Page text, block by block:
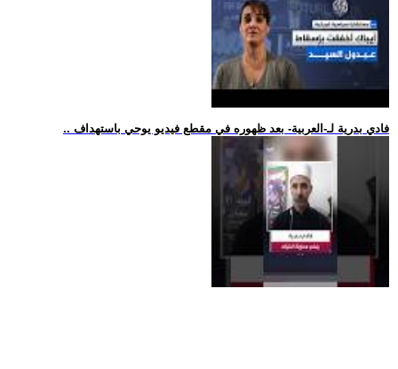
.. فادي بدرية لـ-العربية- بعد ظهوره في مقطع فيديو يوحي باستهداف